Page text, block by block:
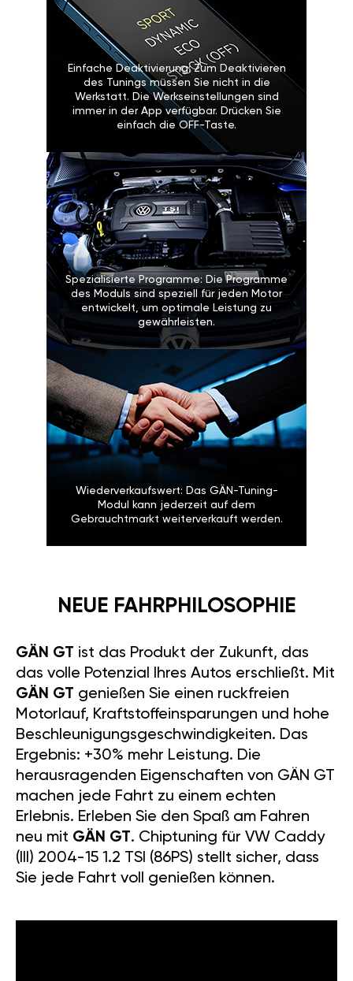
Einfache Deaktivierung: Zum Deaktivieren
des Tunings müssen Sie nicht in die
Werkstatt. Die Werkseinstellungen sind
immer in der App verfügbar. Drücken Sie
einfach die OFF-Taste.
Spezialisierte Programme: Die Programme
des Moduls sind speziell für jeden Motor
entwickelt, um optimale Leistung zu
gewährleisten.
Wiederverkaufswert: Das GÄN-Tuning-
Modul kann jederzeit auf dem
Gebrauchtmarkt weiterverkauft werden.
NEUE FAHRPHILOSOPHIE
GÄN GT ist das Produkt der Zukunft, das
das volle Potenzial Ihres Autos erschließt. Mit
GÄN GT genießen Sie einen ruckfreien
Motorlauf, Kraftstoffeinsparungen und hohe
Beschleunigungsgeschwindigkeiten. Das
Ergebnis: +30% mehr Leistung. Die
herausragenden Eigenschaften von GÄN GT
machen jede Fahrt zu einem echten
Erlebnis. Erleben Sie den Spaß am Fahren
neu mit GÄN GT. Chiptuning für VW Caddy
(III) 2004-15 1.2 TSI (86PS) stellt sicher, dass
Sie jede Fahrt voll genießen können.